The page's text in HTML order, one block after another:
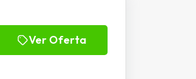
Ver Oferta